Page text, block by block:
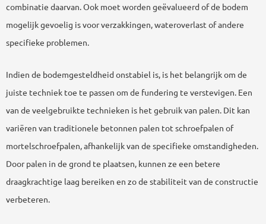
combinatie daarvan. Ook moet worden geëvalueerd of de bodem
mogelijk gevoelig is voor verzakkingen, wateroverlast of andere
specifieke problemen.
Indien de bodemgesteldheid onstabiel is, is het belangrijk om de
juiste techniek toe te passen om de fundering te verstevigen. Een
van de veelgebruikte technieken is het gebruik van palen. Dit kan
variëren van traditionele betonnen palen tot schroefpalen of
mortelschroefpalen, afhankelijk van de specifieke omstandigheden.
Door palen in de grond te plaatsen, kunnen ze een betere
draagkrachtige laag bereiken en zo de stabiliteit van de constructie
verbeteren.